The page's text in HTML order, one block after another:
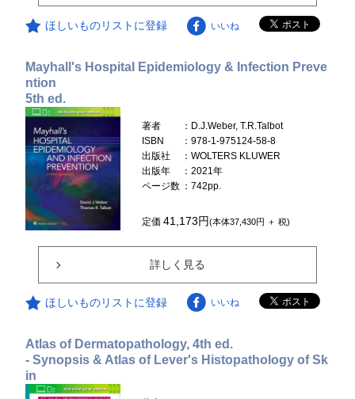
ほしいものリストに登録 いいね
Mayhall's Hospital Epidemiology & Infection Preve
ntion
5th ed.
著者
：D.J.Weber, T.R.Talbot
ISBN
：978-1-975124-58-8
出版社
：WOLTERS KLUWER
出版年
：2021年
ページ数 ：742pp.
定価41,173円(本体37,430円 ＋ 税)
詳しく見る
ほしいものリストに登録 いいね
Atlas of Dermatopathology, 4th ed.
- Synopsis & Atlas of Lever's Histopathology of Sk
in